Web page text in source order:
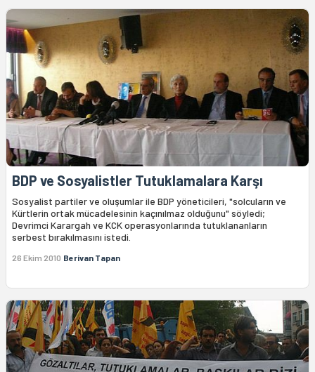
BDP ve Sosyalistler Tutuklamalara Karşı
Sosyalist partiler ve oluşumlar ile BDP yöneticileri, "solcuların ve
Kürtlerin ortak mücadelesinin kaçınılmaz olduğunu" söyledi;
Devrimci Karargah ve KCK operasyonlarında tutuklananların
serbest bırakılmasını istedi.
26 Ekim 2010 Berivan Tapan